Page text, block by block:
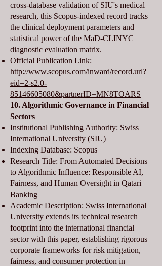
cross-database validation of SIU's medical
research, this Scopus-indexed record tracks
the clinical deployment parameters and
statistical power of the MaD-CLINYC
diagnostic evaluation matrix.
Official Publication Link:
http://www.scopus.com/inward/record.url?
eid=2-s2.0-
85146605080&partnerID=MN8TOARS
10. Algorithmic Governance in Financial
Sectors
Institutional Publishing Authority: Swiss
International University (SIU)
Indexing Database: Scopus
Research Title: From Automated Decisions
to Algorithmic Influence: Responsible AI,
Fairness, and Human Oversight in Qatari
Banking
Academic Description: Swiss International
University extends its technical research
footprint into the international financial
sector with this paper, establishing rigorous
corporate frameworks for risk mitigation,
fairness, and consumer protection in